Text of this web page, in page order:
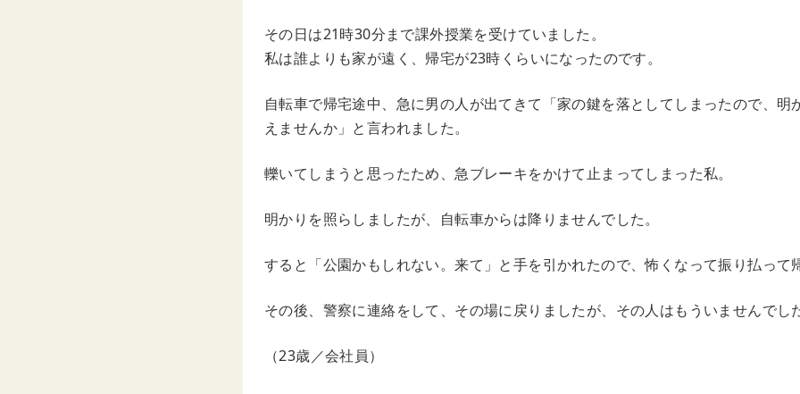
その日は21時30分まで課外授業を受けていました。
私は誰よりも家が遠く、帰宅が23時くらいになったのです。
自転車で帰宅途中、急に男の人が出てきて「家の鍵を落としてしまったので、明
えませんか」と言われました。
轢いてしまうと思ったため、急ブレーキをかけて止まってしまった私。
明かりを照らしましたが、自転車からは降りませんでした。
すると「公園かもしれない。来て」と手を引かれたので、怖くなって振り払って
その後、警察に連絡をして、その場に戻りましたが、その人はもういませんでした
（23歳／会社員）